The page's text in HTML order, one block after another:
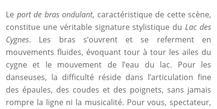
Le port de bras ondulant, caractéristique de cette scène,
constitue une véritable signature stylistique duLac des
Cygnes. Les bras s’ouvrent et se referment en
mouvements fluides, évoquant tour à tour les ailes du
cygne et le mouvement de l’eau du lac. Pour les
danseuses, la difficulté réside dans l’articulation fine
des épaules, des coudes et des poignets, sans jamais
rompre la ligne ni la musicalité. Pour vous, spectateur,